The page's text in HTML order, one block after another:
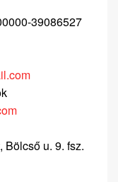
39086527
Bölcső u. 9. fsz.